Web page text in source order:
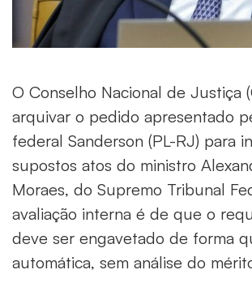
O Conselho Nacional de Justiça
arquivar o pedido apresentado
federal Sanderson (PL-RJ) para
supostos atos do ministro
Moraes, do Supremo Tribunal
avaliação interna é de que o
deve ser engavetado de forma
automática, sem análise do